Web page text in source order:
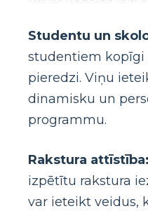
Studentu un
studentiem kopīgi
pieredzi. Viņu
dinamisku un
programmu.
Rakstura attīstība:
izpētītu rakstura
var ieteikt veidus,